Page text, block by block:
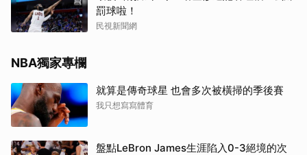
罰球啦！
民視新聞網
NBA獨家專欄
就算是傳奇球星 也會多次被橫掃的季後賽
我只想寫寫體育
盤點LeBron James生涯陷入0-3絕境的次